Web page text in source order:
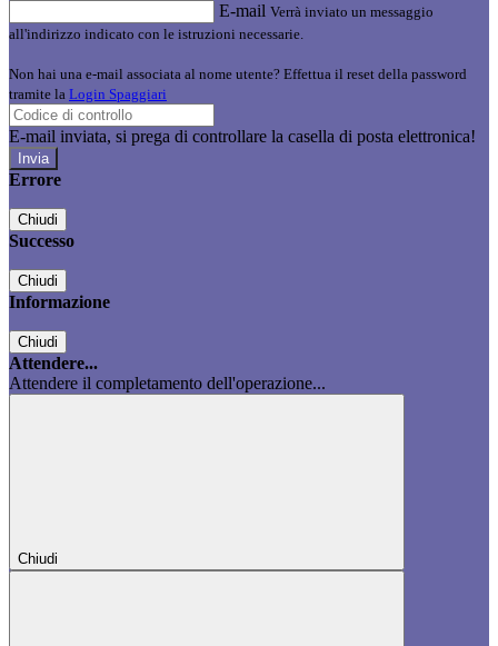
E-mail Verrà inviato un messaggio
all'indirizzo indicato con le istruzioni necessarie.
Non hai una e-mail associata al nome utente? Effettua il reset della password
tramite la Login Spaggiari
E-mail inviata, si prega di controllare la casella di posta elettronica!
Errore
Chiudi
Successo
Chiudi
Informazione
Chiudi
Attendere...
Attendere il completamento dell'operazione...
Chiudi